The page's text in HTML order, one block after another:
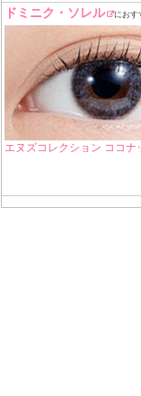
ドミニク・ソレル におす
エヌズコレクション ココナ